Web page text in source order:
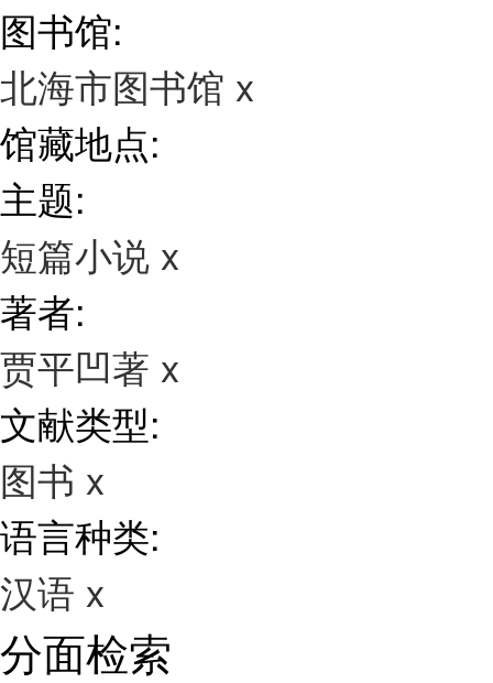
图书馆:
北海市图书馆 x
馆藏地点:
主题:
短篇小说 x
著者:
贾平凹著 x
文献类型:
图书 x
语言种类:
汉语 x
分面检索